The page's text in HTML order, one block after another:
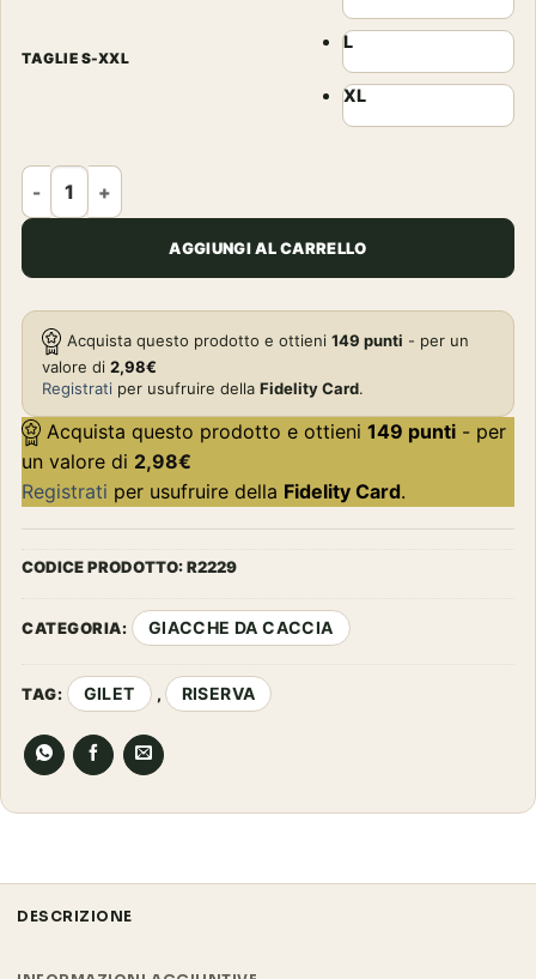
TAGLIE S-XXL
L
XL
RISERVA - GILET CACCIA CINGHIALE ARANCIO FLUO
AGGIUNGI AL CARRELLO
Acquista questo prodotto e ottieni 149 punti - per un
valore di 2,98€
Registrati per usufruire della Fidelity Card.
Acquista questo prodotto e ottieni 149 punti - per
un valore di 2,98€
Registrati per usufruire della Fidelity Card.
CODICE PRODOTTO:R2229
CATEGORIA: GIACCHE DA CACCIA
TAG: GILET , RISERVA
DESCRIZIONE